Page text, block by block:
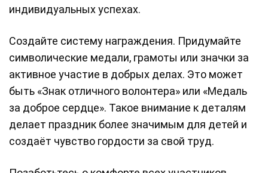
индивидуальных успехах.
Создайте систему награждения. Придумайте
символические медали, грамоты или значки за
активное участие в добрых делах. Это может
быть «Знак отличного волонтера» или «Медаль
за доброе сердце». Такое внимание к деталям
делает праздник более значимым для детей и
создаёт чувство гордости за свой труд.